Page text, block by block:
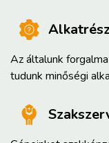
Az általunk
tudunk minőségi